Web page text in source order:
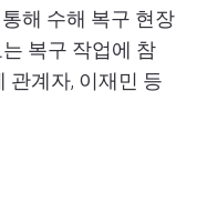
해 수해 복구 현장
복구 작업에 참
관계자, 이재민 등